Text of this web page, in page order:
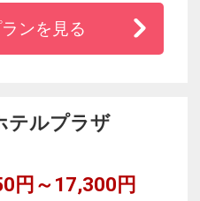
５分「天文館バス
島中央駅」から市電
ンを見る
テルプラザ
円～17,300円